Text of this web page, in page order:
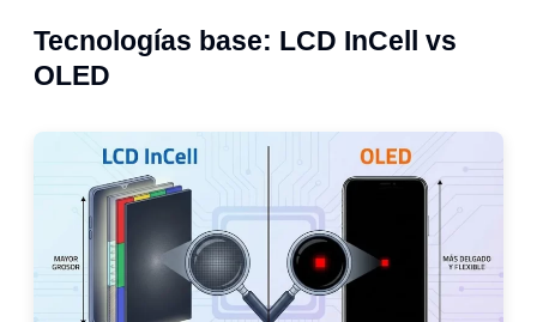
Tecnologías base: LCD InCell vs
OLED